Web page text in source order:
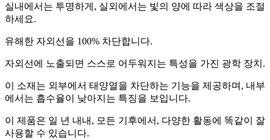
실내에서는 투명하게, 실외에서는 빛의 양에 따라 색상을 조절
하세요.
유해한 자외선을 100% 차단합니다.
자외선에 노출되면 스스로 어두워지는 특성을 가진 광학 장치.
이 소재는 외부에서 태양열을 차단하는 기능을 제공하며, 내부
에서는 흡수율이 낮아지는 특징을 보입니다.
이 제품은 일 년 내내, 모든 기후에서, 다양한 활동에 똑같이 잘
사용할 수 있습니다.